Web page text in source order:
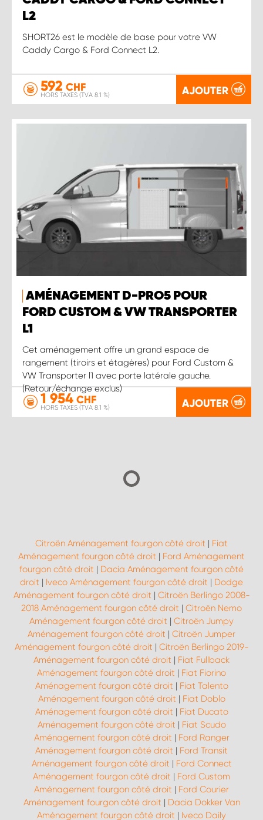
L2
SHORT26 est le modèle de base pour votre VW
Caddy Cargo & Ford Connect L2.
592 CHF
HORS TAXES (TVA 8.1 %) AJOUTER
AMÉNAGEMENT D-PRO5 POUR
FORD CUSTOM & VW TRANSPORTER
L1
Cet aménagement offre un grand espace de
rangement (tiroirs et étagères) pour Ford Custom &
VW Transporter l1 avec porte latérale gauche.
(Retour/échange exclus)
1 954 CHF
HORS TAXES (TVA 8.1 %) AJOUTER
Citroën Aménagement fourgon côté droit | Fiat
Aménagement fourgon côté droit | Ford Aménagement
fourgon côté droit | Dacia Aménagement fourgon côté
droit | Iveco Aménagement fourgon côté droit | Dodge
Aménagement fourgon côté droit | Citroën Berlingo 2008-
2018 Aménagement fourgon côté droit | Citroën Nemo
Aménagement fourgon côté droit | Citroën Jumpy
Aménagement fourgon côté droit | Citroën Jumper
Aménagement fourgon côté droit | Citroën Berlingo 2019-
Aménagement fourgon côté droit | Fiat Fullback
Aménagement fourgon côté droit | Fiat Fiorino
Aménagement fourgon côté droit | Fiat Talento
Aménagement fourgon côté droit | Fiat Doblo
Aménagement fourgon côté droit | Fiat Ducato
Aménagement fourgon côté droit | Fiat Scudo
Aménagement fourgon côté droit | Ford Ranger
Aménagement fourgon côté droit | Ford Transit
Aménagement fourgon côté droit | Ford Connect
Aménagement fourgon côté droit | Ford Custom
Aménagement fourgon côté droit | Ford Courier
Aménagement fourgon côté droit | Dacia Dokker Van
Aménagement fourgon côté droit | Iveco Daily